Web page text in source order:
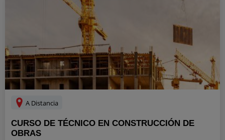
A Distancia
CURSO DE TÉCNICO EN CONSTRUCCIÓN DE
OBRAS